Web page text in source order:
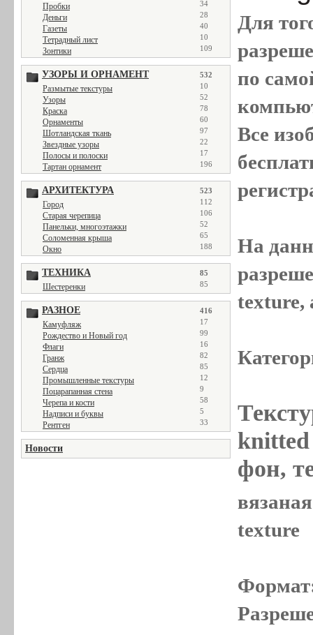
Пробки 34
Деньги 28
Газеты 40
Тетрадный лист 10
Зонтики 109
УЗОРЫ И ОРНАМЕНТ 532
Размытые текстуры 10
Узоры 52
Краска 78
Орнаменты 60
Шотландская ткань 97
Звездные узоры 22
Полосы и полоски 17
Тартан орнамент 196
АРХИТЕКТУРА 523
Город 112
Старая черепица 106
Панельки, многоэтажки 52
Соломенная крыша 65
Окно 188
ТЕХНИКА 85
Шестеренки 85
РАЗНОЕ 416
Камуфляж 17
Рождество и Новый год 99
Флаги 16
Гранж 82
Сердца 85
Промышленные текстуры 12
Поцарапанная стена 9
Черепа и кости 58
Надписи и буквы 5
Рентген 33
Новости
Для
по
Все
На
texture,
фон,
texture